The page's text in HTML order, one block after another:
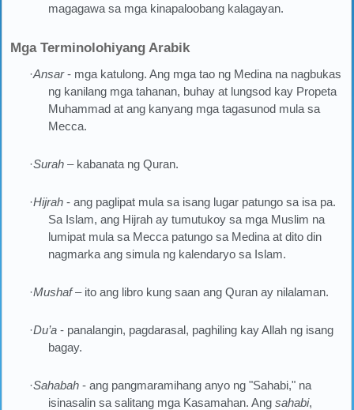
magagawa sa mga kinapaloobang kalagayan.
Mga Terminolohiyang Arabik
·Ansar- mga katulong. Ang mga tao ng Medina na nagbukas
ng kanilang mga tahanan, buhay at lungsod kay Propeta
Muhammad at ang kanyang mga tagasunod mula sa
Mecca.
·Surah – kabanata ng Quran.
·Hijrah - ang paglipat mula sa isang lugar patungo sa isa pa.
Sa Islam, ang Hijrah ay tumutukoy sa mga Muslim na
lumipat mula sa Mecca patungo sa Medina at dito din
nagmarka ang simula ng kalendaryo sa Islam.
·Mushaf– ito ang libro kung saan ang Quran ay nilalaman.
·Du’a - panalangin, pagdarasal, paghiling kay Allah ng isang
bagay.
·Sahabah - ang pangmaramihang anyo ng "Sahabi," na
isinasalin sa salitang mga Kasamahan. Ang sahabi,